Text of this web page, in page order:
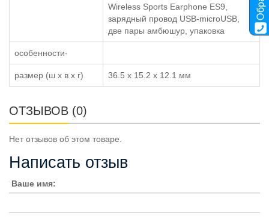
Wireless Sports Earphone ES9,
зарядный провод USB-microUSB,
две пары амбюшур, упаковка
особенности-
размер (ш x в x г) 36.5 x 15.2 x 12.1 мм
ОТЗЫВОВ (0)
Нет отзывов об этом товаре.
Написать отзыв
Ваше имя: